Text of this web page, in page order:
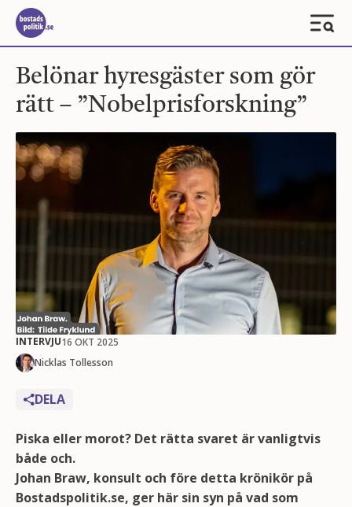
Belönar hyresgäster som gör
rätt – ”Nobelprisforskning”
INTERVJU16 OKT 2025
Nicklas Tollesson
DELA
Piska eller morot? Det rätta svaret är vanligtvis
både och.
Johan Braw, konsult och före detta krönikör på
Bostadspolitik.se, ger här sin syn på vad som